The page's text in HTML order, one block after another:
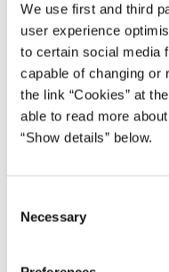
We use first and third
user experience
to certain social media
capable of changing or
the link “Cookies” at
able to read more
“Show details” below.
Necessary
tror også, at
Børne, ligestillings-,
det første skal vi huske
11.000 børn – indskrevne
med det, så har vi ikke en
Det er jo derfor,
skriver de selv, og det
vores regeringsperiode,
pædagoger pr. barn i den